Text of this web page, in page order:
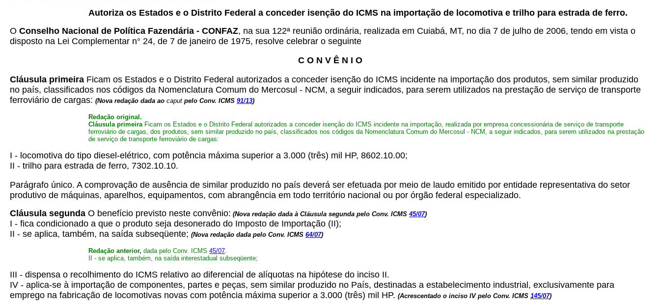
Autoriza os Estados e o Distrito Federal a conceder isenção do ICMS na importação de locomotiva e trilho para estrada de ferro.
O Conselho Nacional de Política Fazendária - CONFAZ, na sua 122ª reunião ordinária, realizada em Cuiabá, MT, no dia 7 de julho de 2006, tendo em vista o
disposto na Lei Complementar n° 24, de 7 de janeiro de 1975, resolve celebrar o seguinte
C O N V Ê N I O
Cláusula primeira Ficam os Estados e o Distrito Federal autorizados a conceder isenção do ICMS incidente na importação dos produtos, sem similar produzido
no país, classificados nos códigos da Nomenclatura Comum do Mercosul - NCM, a seguir indicados, para serem utilizados na prestação de serviço de transporte
ferroviário de cargas: (Nova redação dada ao caput pelo Conv. ICMS 91/13)
Redação original.
Cláusula primeiraFicam os Estados e o Distrito Federal autorizados a conceder isenção do ICMS incidente na importação, realizada por empresa concessionária de serviço de transporte
ferroviário de cargas, dos produtos, sem similar produzido no país, classificados nos códigos da Nomenclatura Comum do Mercosul - NCM, a seguir indicados, para serem utilizados na prestação
de serviço de transporte ferroviário de cargas:
I - locomotiva do tipo diesel-elétrico, com potência máxima superior a 3.000 (três) mil HP, 8602.10.00;
II - trilho para estrada de ferro, 7302.10.10.
Parágrafo único. A comprovação de ausência de similar produzido no país deverá ser efetuada por meio de laudo emitido por entidade representativa do setor
produtivo de máquinas, aparelhos, equipamentos, com abrangência em todo território nacional ou por órgão federal especializado.
Cláusula segunda O benefício previsto neste convênio: (Nova redação dada à Cláusula segunda pelo Conv. ICMS 45/07)
I - fica condicionado a que o produto seja desonerado do Imposto de Importação (II);
II - se aplica, também, na saída subseqüente; (Nova redação dada pelo Conv. ICMS 64/07)
Redação anterior, dada pelo Conv. ICMS 45/07.
II - se aplica, também, na saída interestadual subseqüente;
III - dispensa o recolhimento do ICMS relativo ao diferencial de alíquotas na hipótese do inciso II.
IV - aplica-se à importação de componentes, partes e peças, sem similar produzido no País, destinadas a estabelecimento industrial, exclusivamente para
emprego na fabricação de locomotivas novas com potência máxima superior a 3.000 (três) mil HP. (Acrescentado o inciso IV pelo Conv. ICMS 145/07)